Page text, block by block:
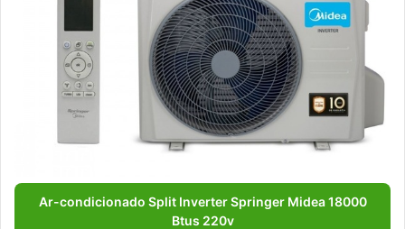
Ar-condicionado Split Inverter Springer Midea 18000
Btus 220v